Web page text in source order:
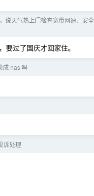
说天气热上门检查宽带网速、安
过了国庆才回家住。
成 nas 吗
诉处理